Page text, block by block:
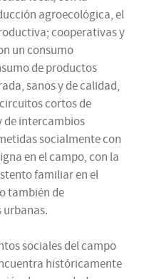
agroecológica, el
cooperativas y
un consumo
de productos
sanos y de calidad,
cortos de
de intercambios
socialmente con
en el campo, con la
familiar en el
también de
urbanas.
sociales del campo
históricamente